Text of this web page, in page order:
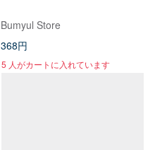
Bumyul Store
368円
5 人がカートに入れています